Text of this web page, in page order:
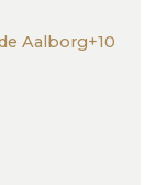
Aalborg+10